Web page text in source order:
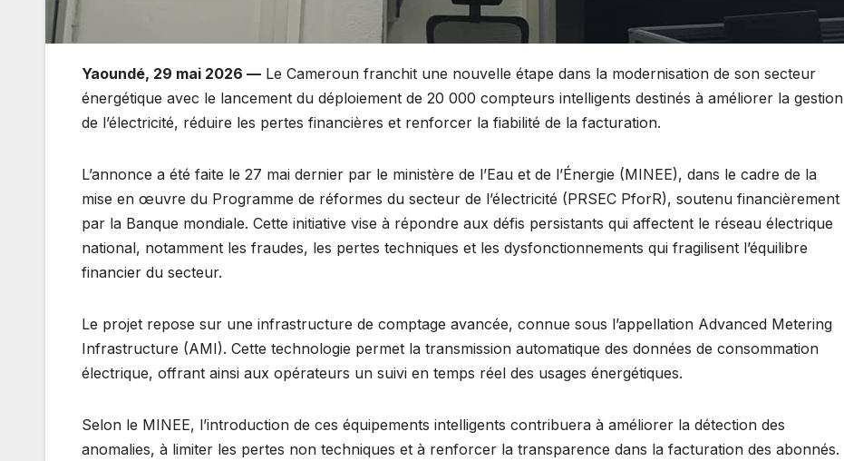
Yaoundé, 29 mai 2026 — Le Cameroun franchit une nouvelle étape dans la modernisation de son secteur
énergétique avec le lancement du déploiement de 20 000 compteurs intelligents destinés à améliorer la gestion
de l’électricité, réduire les pertes financières et renforcer la fiabilité de la facturation.
L’annonce a été faite le 27 mai dernier par le ministère de l’Eau et de l’Énergie (MINEE), dans le cadre de la
mise en œuvre du Programme de réformes du secteur de l’électricité (PRSEC PforR), soutenu financièrement
par la Banque mondiale. Cette initiative vise à répondre aux défis persistants qui affectent le réseau électrique
national, notamment les fraudes, les pertes techniques et les dysfonctionnements qui fragilisent l’équilibre
financier du secteur.
Le projet repose sur une infrastructure de comptage avancée, connue sous l’appellation Advanced Metering
Infrastructure (AMI). Cette technologie permet la transmission automatique des données de consommation
électrique, offrant ainsi aux opérateurs un suivi en temps réel des usages énergétiques.
Selon le MINEE, l’introduction de ces équipements intelligents contribuera à améliorer la détection des
anomalies, à limiter les pertes non techniques et à renforcer la transparence dans la facturation des abonnés.